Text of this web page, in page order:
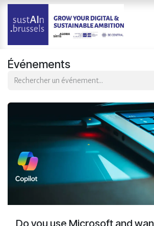
Se rendre au contenu
Événements
Do you use Microsoft and